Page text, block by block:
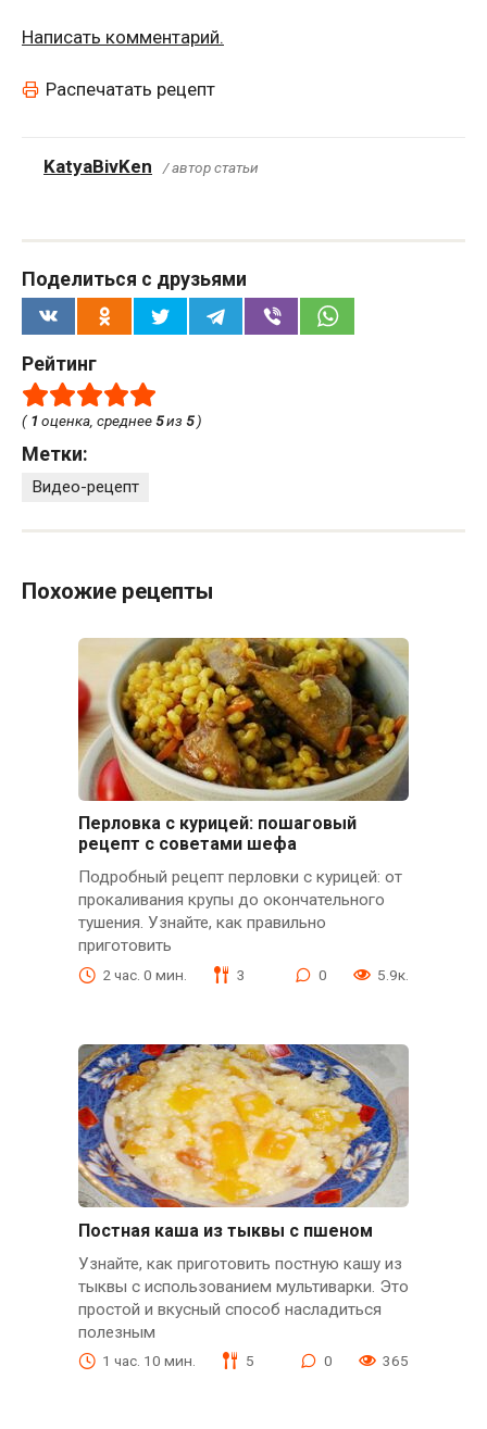
Написать комментарий.
Распечатать рецепт
KatyaBivKen / автор статьи
Поделиться с друзьями
Рейтинг
( 1оценка, среднее5из 5)
Метки:
Видео-рецепт
Похожие рецепты
Перловка с курицей: пошаговый
рецепт с советами шефа
Подробный рецепт перловки с курицей: от
прокаливания крупы до окончательного
тушения. Узнайте, как правильно
приготовить
2 час. 0 мин. 3 0 5.9к.
Постная каша из тыквы с пшеном
Узнайте, как приготовить постную кашу из
тыквы с использованием мультиварки. Это
простой и вкусный способ насладиться
полезным
1 час. 10 мин. 5 0 365